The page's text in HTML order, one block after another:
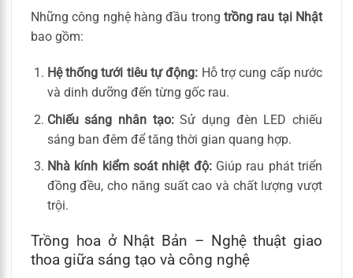
Những công nghệ hàng đầu trong trồng rau tại Nhật
bao gồm:
Hệ thống tưới tiêu tự động: Hỗ trợ cung cấp nước
và dinh dưỡng đến từng gốc rau.
Chiếu sáng nhân tạo:Sử dụng đèn LED chiếu
sáng ban đêm để tăng thời gian quang hợp.
Nhà kính kiểm soát nhiệt độ:Giúp rau phát triển
đồng đều, cho năng suất cao và chất lượng vượt
trội.
Trồng hoa ở Nhật Bản – Nghệ thuật giao
thoa giữa sáng tạo và công nghệ